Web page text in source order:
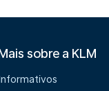
sobre a KLM